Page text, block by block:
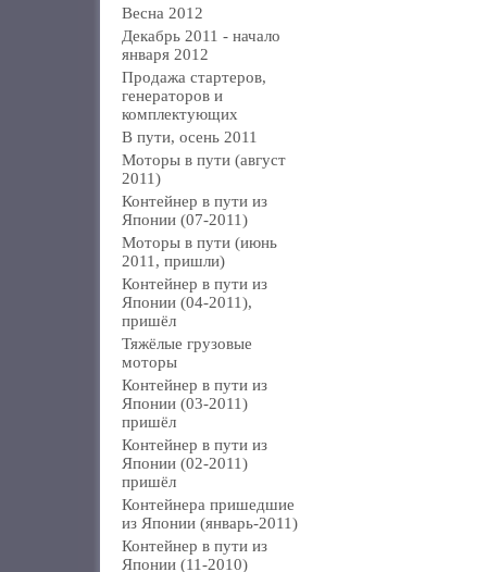
Весна 2012
Декабрь 2011 - начало
января 2012
Продажа стартеров,
генераторов и
комплектующих
В пути, осень 2011
Моторы в пути (август
2011)
Контейнер в пути из
Японии (07-2011)
Моторы в пути (июнь
2011, пришли)
Контейнер в пути из
Японии (04-2011),
пришёл
Тяжёлые грузовые
моторы
Контейнер в пути из
Японии (03-2011)
пришёл
Контейнер в пути из
Японии (02-2011)
пришёл
Контейнера пришедшие
из Японии (январь-2011)
Контейнер в пути из
Японии (11-2010)